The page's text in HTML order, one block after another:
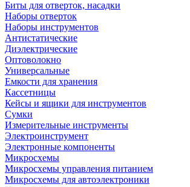
Биты для отверток, насадки
Наборы отверток
Наборы инструментов
Антистатические
Диэлектрические
Оптоволокно
Универсальные
Емкости для хранения
Кассетницы
Кейсы и ящики для инструментов
Сумки
Измерительные инструменты
Электроинструмент
Электронные компоненты
Микросхемы
Микросхемы управления питанием
Микросхемы для автоэлектроники